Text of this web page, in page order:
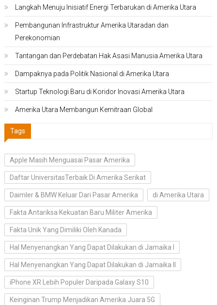
Langkah Menuju Inisiatif Energi Terbarukan di Amerika Utara
Pembangunan Infrastruktur Amerika Utaradan dan
Perekonomian
Tantangan dan Perdebatan Hak Asasi Manusia Amerika Utara
Dampaknya pada Politik Nasional di Amerika Utara
Startup Teknologi Baru di Koridor Inovasi Amerika Utara
Amerika Utara Membangun Kemitraan Global
Tags
Apple Masih Menguasai Pasar Amerika
Daftar UniversitasTerbaik Di Amerika Serikat
Daimler & BMW Keluar Dari Pasar Amerika di Amerika Utara
Fakta Antariksa Kekuatan Baru Militer Amerika
Fakta Unik Yang Dimiliki Oleh Kanada
Hal Menyenangkan Yang Dapat Dilakukan di Jamaika I
Hal Menyenangkan Yang Dapat Dilakukan di Jamaika II
iPhone XR Lebih Populer Daripada Galaxy S10
Keinginan Trump Menjadikan Amerika Juara 5G